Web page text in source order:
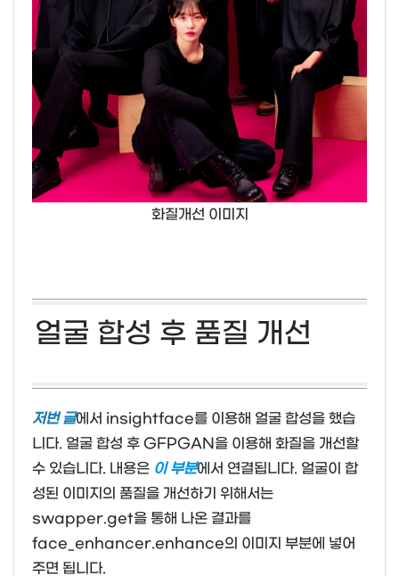
화질개선 이미지
얼굴 합성 후 품질 개선
저번 글에서 insightface를 이용해 얼굴 합성을 했습
니다. 얼굴 합성 후 GFPGAN을 이용해 화질을 개선할
수 있습니다. 내용은 이 부분에서 연결됩니다. 얼굴이 합
성된 이미지의 품질을 개선하기 위해서는
swapper.get을 통해 나온 결과를
face_enhancer.enhance의 이미지 부분에 넣어
주면 됩니다.